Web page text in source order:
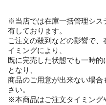
※当店では在庫一括管理シス
有しております。
ご注文の殺到などの影響で
イミングにより、
既に完売した状態でも一時
となり、
商品のご用意が出来ない場
さい。
※本商品はご注文タイミング